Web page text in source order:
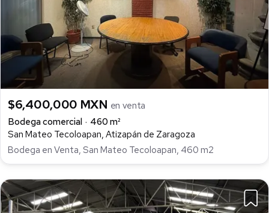
$6,400,000 MXN en venta
Bodega comercial
460 m²
San Mateo Tecoloapan, Atizapán de Zaragoza
Bodega en Venta, San Mateo Tecoloapan, 460 m2